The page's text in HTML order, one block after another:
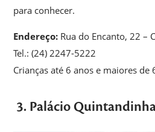
para conhecer.
Endereço: Rua do Encanto, 22 –
Tel.: (24) 2247-5222
Crianças até 6 anos e maiores de
3. Palácio